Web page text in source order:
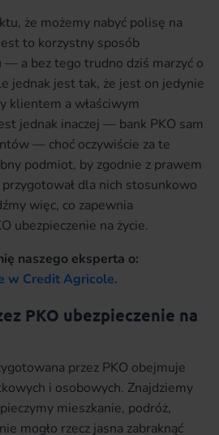
że możemy nabyć polisę na
to korzystny sposób
— a bez tego trudno dziś marzyć o
jednak jest tak, że jest on jedynie
klientem a właściwym
jednak inaczej — bank PKO sam
— choć oczywiście za te
podmiot, by zgodnie z prawem
dla nich stosunkowo
więc, co zapewnia
ubezpieczenie na życie.
naszego eksperta o:
w Credit Agricole.
PKO ubezpieczenie na
przez PKO obejmuje
i osobowych. Znajdziemy
mieszkanie, podróż,
mogło rzecz jasna zabraknąć